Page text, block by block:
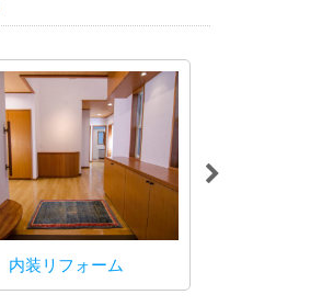
内装リフォーム